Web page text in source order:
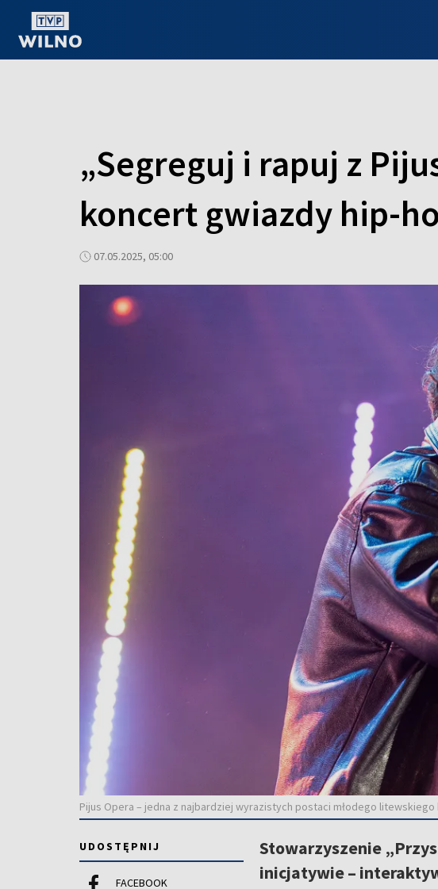
„Segreguj i rapuj z
koncert gwiazdy hip-
07.05.2025, 05:00
Pijus Opera – jedna z najbardziej wyrazistych postaci młodego litewskiego
UDOSTĘPNIJ
FACEBOOK
Stowarzyszenie
inicjatywie –